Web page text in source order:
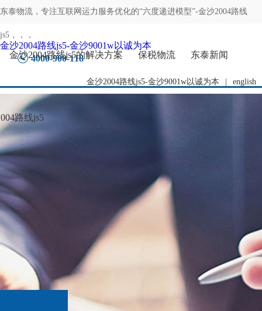
东泰物流，专注互联网运力服务优化的“六度递进模型”-金沙2004路线
js5 ，，，
4000-900-118
金沙2004路线js5-金沙9001w以诚为本 english
金沙2004路线js5-金沙9001w以诚为本
金沙2004路线js5的解决方案
保税物流 东泰新闻
路线js5